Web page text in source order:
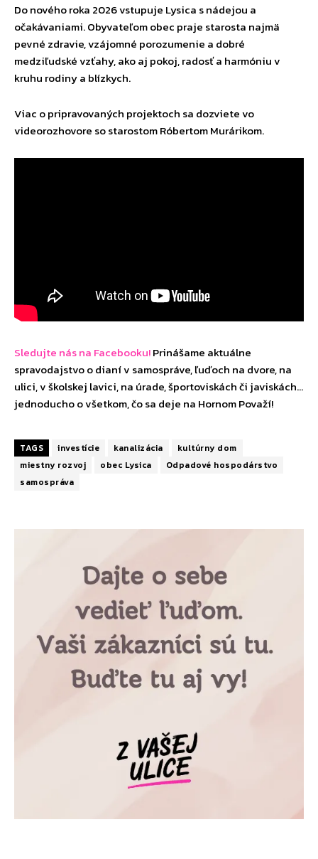
Do nového roka 2026 vstupuje Lysica s nádejou a
očakávaniami. Obyvateľom obec praje starosta najmä
pevné zdravie, vzájomné porozumenie a dobré
medziľudské vzťahy, ako aj pokoj, radosť a harmóniu v
kruhu rodiny a blízkych.
Viac o pripravovaných projektoch sa dozviete vo
videorozhovore so starostom Róbertom Murárikom.
Sledujte nás na Facebooku!Prinášame aktuálne
spravodajstvo o dianí v samospráve, ľuďoch na dvore, na
ulici, v školskej lavici, na úrade, športoviskách či javiskách…
jednoducho o všetkom, čo sa deje na Hornom Považí!
TAGS investície kanalizácia
kultúrny dom
miestny rozvoj
obec Lysica
Odpadové hospodárstvo
samospráva